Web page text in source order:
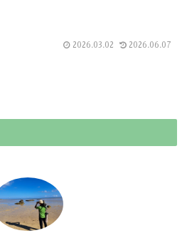
2026.03.02 2026.06.07